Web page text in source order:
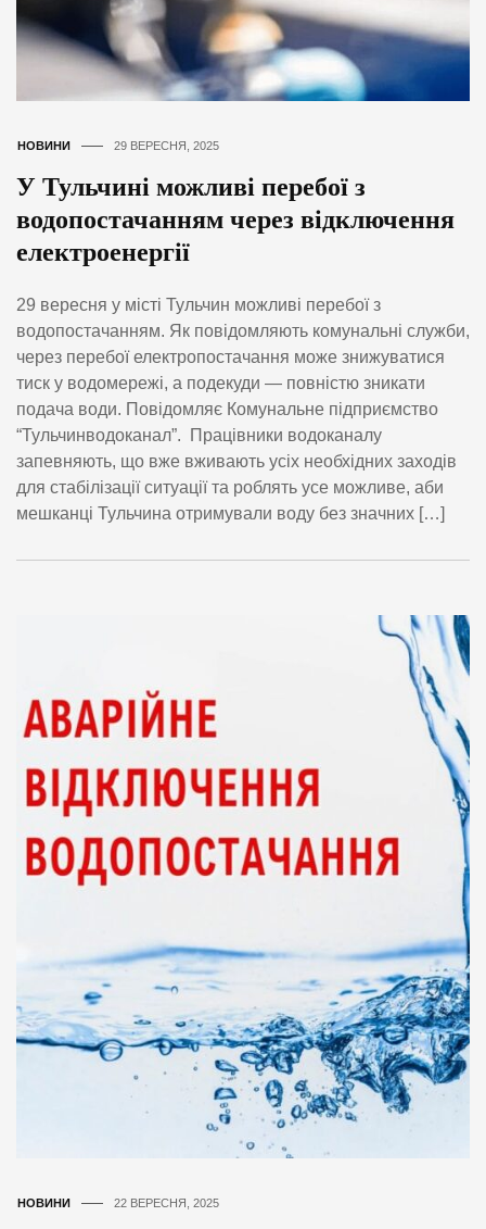
НОВИНИ 29 ВЕРЕСНЯ, 2025
У Тульчині можливі перебої з
водопостачанням через відключення
електроенергії
29 вересня у місті Тульчин можливі перебої з
водопостачанням. Як повідомляють комунальні служби,
через перебої електропостачання може знижуватися
тиск у водомережі, а подекуди — повністю зникати
подача води. Повідомляє Комунальне підприємство
“Тульчинводоканал”. Працівники водоканалу
запевняють, що вже вживають усіх необхідних заходів
для стабілізації ситуації та роблять усе можливе, аби
мешканці Тульчина отримували воду без значних […]
НОВИНИ 22 ВЕРЕСНЯ, 2025